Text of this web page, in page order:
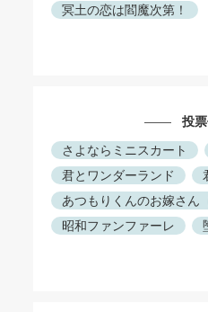
冥土の恋は閻魔次第！
投
さよならミニスカート
君とワンダーランド
あつもりくんのお嫁さん
昭和ファンファーレ